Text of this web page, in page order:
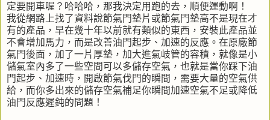
定要開車喔？哈哈哈，那我決定用跑的去，順便運動啊！
我從網路上找了資料說節氣門墊片或節氣門墊高不是現在才
有的產品，早在幾十年以前就有類似的東西，安裝此產品並
不會增加馬力，而是改善油門起步、加速的反應。在原廠節
氣門後面，加了一片厚墊，加大進氣岐管的容積，就像是小
儲氣室內多了一些空間可以多儲存空氣，也就是當你踩下油
門起步、加速時，開啟節氣伐門的瞬間，需要大量的空氣供
給，而你多出來的儲存空氣補足你瞬間加速空氣不足或降低
油門反應遲鈍的問題！